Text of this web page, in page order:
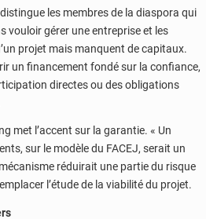
les membres de la diaspora qui
vouloir gérer une entreprise et les
projet mais manquent de capitaux.
un financement fondé sur la confiance,
directes ou des obligations
met l’accent sur la garantie. « Un
sur le modèle du FACEJ, serait un
réduirait une partie du risque
l’étude de la viabilité du projet.